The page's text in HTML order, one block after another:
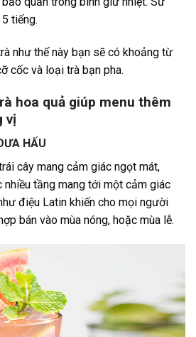
tiếng.
như thế này bạn sẽ có khoảng từ
cốc và loại trà bạn pha.
hoa quả giúp menu thêm
vị
HẤU
cây mang cảm giác ngọt mát,
nhiều tầng mang tới một cảm giác
điệu Latin khiến cho mọi người
bán vào mùa nóng, hoặc mùa lễ.